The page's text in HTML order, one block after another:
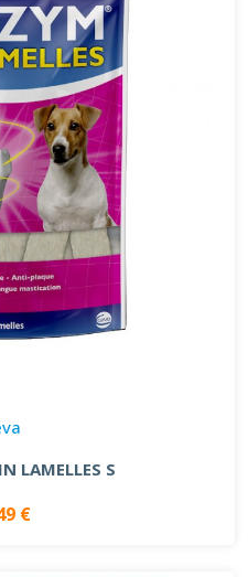
LAMELLES S
€